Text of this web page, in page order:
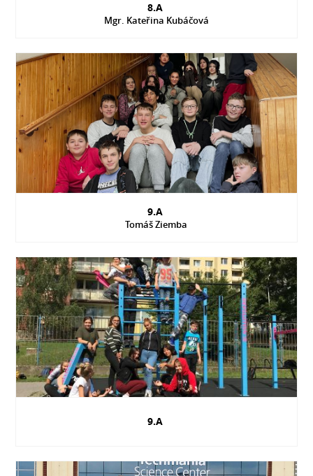
8.A
Mgr. Kateřina Kubáčová
9.A
Tomáš Ziemba
9.A